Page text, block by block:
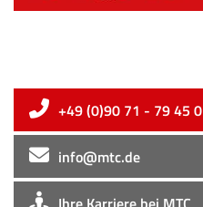
+49 (0)90 71 - 79 45 0
info@mtc.de